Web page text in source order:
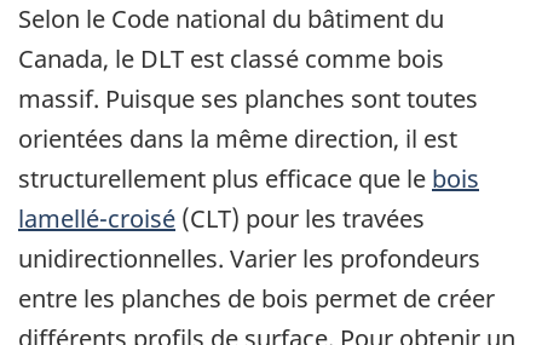
Selon le Code national du bâtiment du
Canada, le DLT est classé comme bois
massif. Puisque ses planches sont toutes
orientées dans la même direction, il est
structurellement plus efficace que le bois
lamellé-croisé (CLT) pour les travées
unidirectionnelles. Varier les profondeurs
entre les planches de bois permet de créer
différents profils de surface. Pour obtenir un